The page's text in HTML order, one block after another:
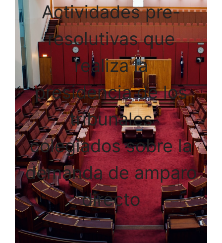
Actividades pre-
resolutivas que
realiza la
presidencia de los
tribunales
colegiados sobre la
demanda de amparo
directo